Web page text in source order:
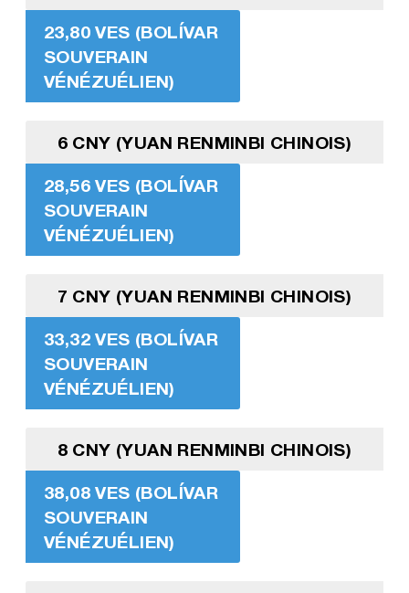
23,80 VES (BOLÍVAR
SOUVERAIN
VÉNÉZUÉLIEN)
6 CNY (YUAN RENMINBI CHINOIS)
28,56 VES (BOLÍVAR
SOUVERAIN
VÉNÉZUÉLIEN)
7 CNY (YUAN RENMINBI CHINOIS)
33,32 VES (BOLÍVAR
SOUVERAIN
VÉNÉZUÉLIEN)
8 CNY (YUAN RENMINBI CHINOIS)
38,08 VES (BOLÍVAR
SOUVERAIN
VÉNÉZUÉLIEN)